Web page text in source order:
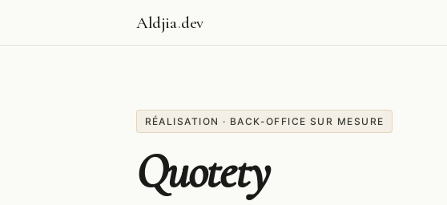
Aldjia.dev
RÉALISATION · BACK-OFFICE SUR MESURE
Quotety